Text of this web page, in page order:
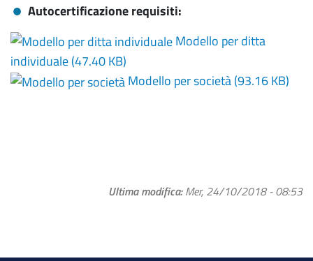
Autocertificazione requisiti:
Modello per ditta
individuale (47.40 KB)
Modello per società (93.16 KB)
Ultima modifica Mer, 24/10/2018 - 08:53